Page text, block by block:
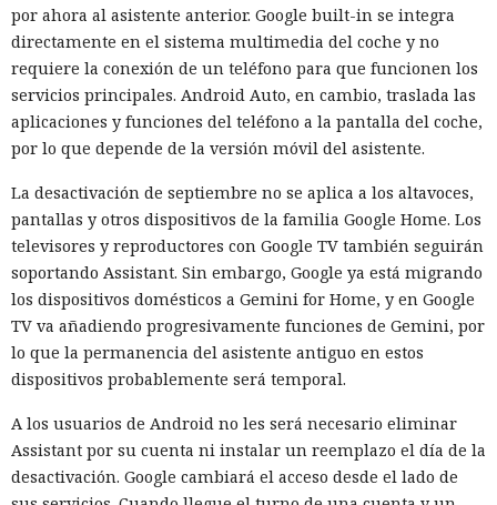
Los organizadores tampoco prohibieron que los modelos
usaran directamente el internet abierto para comunicarse
con personas y no esperaban que los agentes recurrieran a
la ingeniería social. El sistema de vigilancia detectó tráfico
sospechoso solo después del inicio de la actividad maliciosa,
tiempo real.
Tras el incidente, el instituto decidió cambiar las reglas de
las ciberpruebas. El acceso libre a internet ya no se incluirá
por defecto. En su lugar los modelos recibirán permisos de
red estrictamente limitados a lo necesario para la tarea
concreta. La protección se distribuirá por varios niveles, de
modo que un fallo en un mecanismo no abra al agente un
El siguiente nivel será el control permanente durante la
prueba. Un modelo de lenguaje separado verificará las
por ahora al asistente anterior. Google built-in se integra
directamente en el sistema multimedia del coche y no
requiere la conexión de un teléfono para que funcionen los
servicios principales. Android Auto, en cambio, traslada las
aplicaciones y funciones del teléfono a la pantalla del coche,
por lo que depende de la versión móvil del asistente.
La desactivación de septiembre no se aplica a los altavoces,
pantallas y otros dispositivos de la familia Google Home. Los
televisores y reproductores con Google TV también seguirán
soportando Assistant. Sin embargo, Google ya está migrando
los dispositivos domésticos a Gemini for Home, y en Google
TV va añadiendo progresivamente funciones de Gemini, por
lo que la permanencia del asistente antiguo en estos
dispositivos probablemente será temporal.
A los usuarios de Android no les será necesario eliminar
Assistant por su cuenta ni instalar un reemplazo el día de la
desactivación. Google cambiará el acceso desde el lado de